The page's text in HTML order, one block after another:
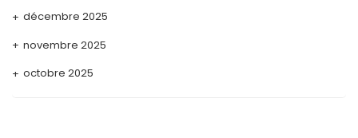
décembre 2025
novembre 2025
octobre 2025